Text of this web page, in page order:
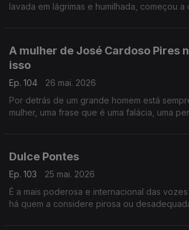
lavada em lágrimas e humilhada, começou a
A mulher de José Cardoso Pires
isso
Ep. 104
26 mai. 2026
Por detrás de um grande homem está
mulher, uma frase que é uma falácia, uma
Dulce Pontes
Ep. 103
25 mai. 2026
É a mais poderosa e internacional das
há quem a considere pirosa ou